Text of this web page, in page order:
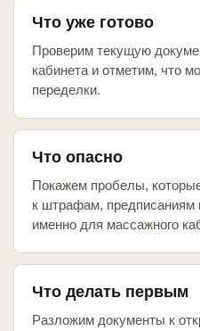
Что уже готово
Проверим текущую
кабинета и отметим, что
переделки.
Что опасно
Покажем пробелы,
к штрафам, предписаниям
именно для массажного
Что делать первым
Разложим документы к